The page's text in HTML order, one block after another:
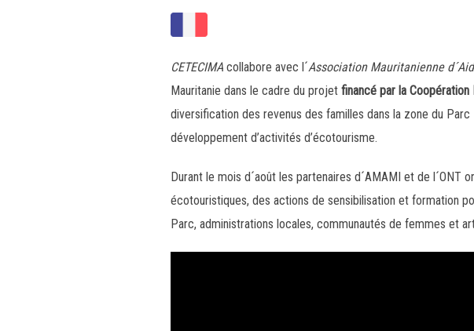
CETECIMA collabore avec l´Association Mauritanienne
Mauritanie dans le cadre du projet financé par la
diversification des revenus des familles dans la zone du
développement d’activités d’écotourisme.
Durant le mois d´août les partenaires d´AMAMI et de
écotouristiques, des actions de sensibilisation et formation
Parc, administrations locales, communautés de femmes et